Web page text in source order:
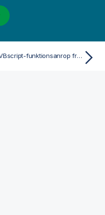
VBscript-funktionsanrop från skript